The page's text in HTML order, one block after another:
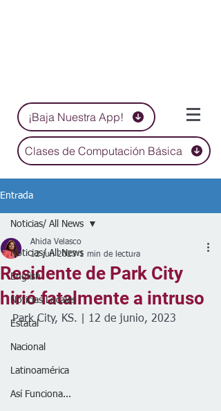
¡Baja Nuestra App!
Clases de Computación Básica
Entrada
Noticias/ All News
English
Noticias Locales
Estatal
Nacional
Latinoamérica
Así Funciona...
Noticias/ All News
Residente de Park City
hirió fatalmente a intruso
Ahida Velasco
12 jun 2023 1 min de lectura
Park City, KS. | 12 de junio, 2023